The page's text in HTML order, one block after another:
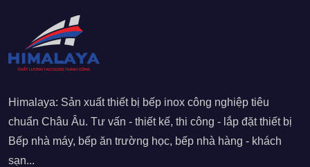
Himalaya: Sản xuất thiết bị bếp inox công nghiệp tiêu
chuẩn Châu Âu. Tư vấn - thiết kế, thi công - lắp đặt thiết bị
Bếp nhà máy, bếp ăn trường học, bếp nhà hàng - khách
sạn...